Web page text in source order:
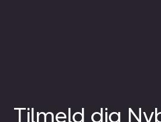
Tilmeld dig